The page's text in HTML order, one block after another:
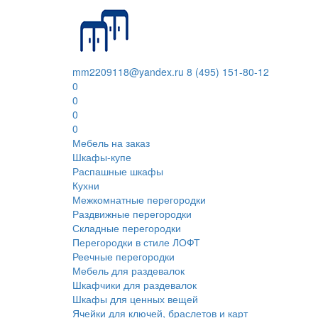
mm2209118@yandex.ru 8 (495) 151-80-12
0
0
0
0
Мебель на заказ
Шкафы-купе
Распашные шкафы
Кухни
Межкомнатные перегородки
Раздвижные перегородки
Складные перегородки
Перегородки в стиле ЛОФТ
Реечные перегородки
Мебель для раздевалок
Шкафчики для раздевалок
Шкафы для ценных вещей
Ячейки для ключей, браслетов и карт